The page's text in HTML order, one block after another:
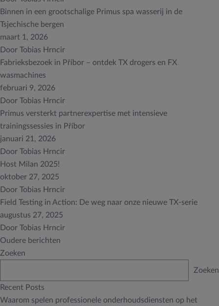
Binnen in een grootschalige Primus spa wasserij in de
Tsjechische bergen
maart 1, 2026
Door Tobias Hrncir
Fabrieksbezoek in Příbor – ontdek TX drogers en FX
wasmachines
februari 9, 2026
Door Tobias Hrncir
Primus versterkt partnerexpertise met intensieve
trainingssessies in Příbor
januari 21, 2026
Door Tobias Hrncir
Host Milan 2025!
oktober 27, 2025
Door Tobias Hrncir
Field Testing in Action: De weg naar onze nieuwe TX-serie
augustus 27, 2025
Door Tobias Hrncir
Berichtnavigatie
Oudere berichten
Zoeken
Zoeken
Recent Posts
Waarom spelen professionele onderhoudsdiensten op het